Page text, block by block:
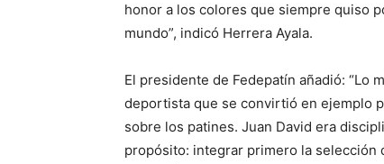
honor a los colores que siempre quiso
mundo”, indicó Herrera Ayala.
El presidente de Fedepatín añadió: “Lo
deportista que se convirtió en ejemplo
sobre los patines. Juan David era
propósito: integrar primero la selección